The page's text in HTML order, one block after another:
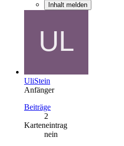
Inhalt melden
UliStein
Anfänger
Beiträge
2
Karteneintrag
nein